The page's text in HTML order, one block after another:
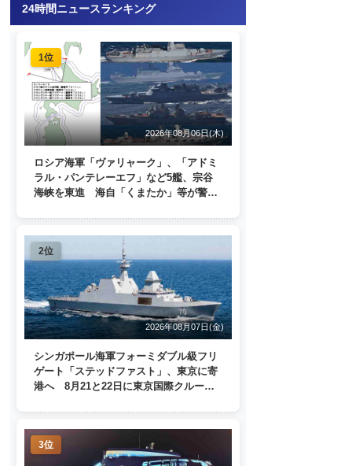
24時間ニュースランキング
1位
2026年08月06日(木)
ロシア海軍「ヴァリャーク」、「アドミ
ラル・パンテレーエフ」など5艦、宗谷
海峡を東進 海自「くまたか」等が警戒
2位
2026年08月07日(金)
シンガポール海軍フォーミダブル級フリ
ゲート「ステッドファスト」、東京に寄
港へ 8月21と22日に東京国際クルーズ
3位